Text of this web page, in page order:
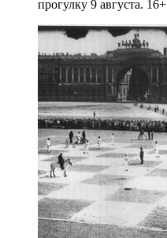
прогулку 9 августа. 16+